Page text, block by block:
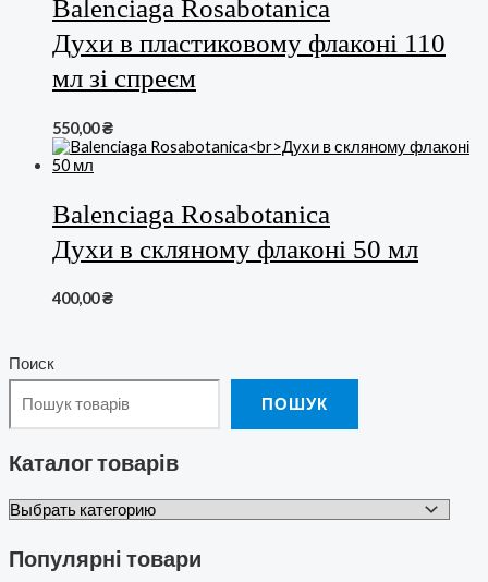
Поиск
ПОШУК
Каталог товарів
Популярні товари
Balenciaga Rosabotanica
Духи в пластиковому флаконі 110
мл зі спреєм
550,00₴
Balenciaga Rosabotanica
Духи в скляному флаконі 50 мл
400,00₴